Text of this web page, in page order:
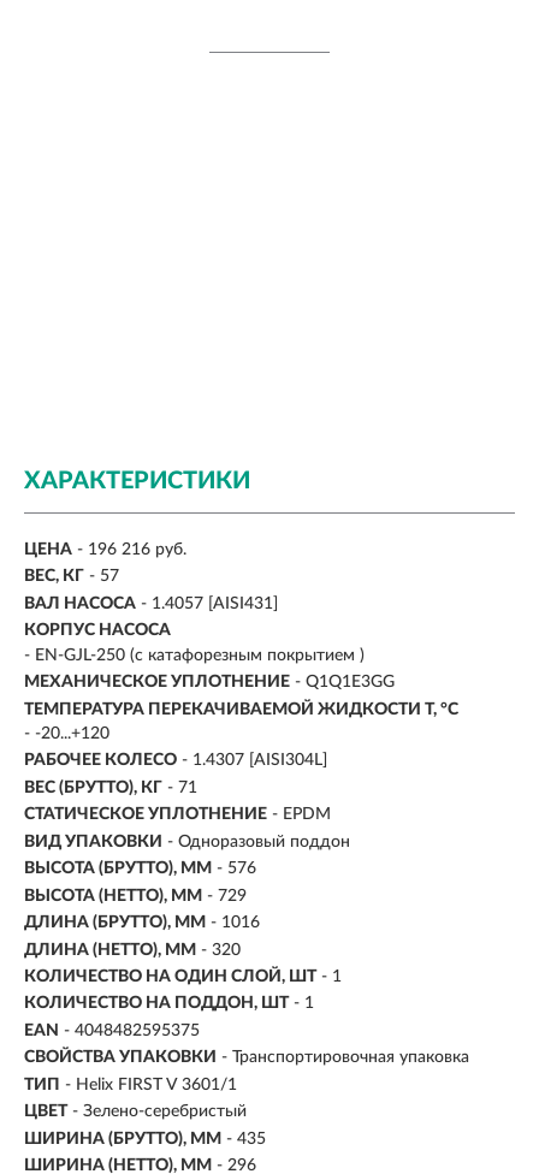
ХАРАКТЕРИСТИКИ
ЦЕНА - 196 216 руб.
ВЕС, КГ - 57
ВАЛ НАСОСА - 1.4057 [AISI431]
КОРПУС НАСОСА
- EN-GJL-250 (с катафорезным покрытием )
МЕХАНИЧЕСКОЕ УПЛОТНЕНИЕ - Q1Q1E3GG
ТЕМПЕРАТУРА ПЕРЕКАЧИВАЕМОЙ ЖИДКОСТИ T, °C
- -20...+120
РАБОЧЕЕ КОЛЕСО - 1.4307 [AISI304L]
ВЕС (БРУТТО), КГ - 71
СТАТИЧЕСКОЕ УПЛОТНЕНИЕ - EPDM
ВИД УПАКОВКИ - Одноразовый поддон
ВЫСОТА (БРУТТО), ММ - 576
ВЫСОТА (НЕТТО), ММ - 729
ДЛИНА (БРУТТО), ММ - 1016
ДЛИНА (НЕТТО), ММ - 320
КОЛИЧЕСТВО НА ОДИН СЛОЙ, ШТ - 1
КОЛИЧЕСТВО НА ПОДДОН, ШТ - 1
EAN - 4048482595375
СВОЙСТВА УПАКОВКИ - Транспортировочная упаковка
ТИП - Helix FIRST V 3601/1
ЦВЕТ - Зелено-серебристый
ШИРИНА (БРУТТО), ММ - 435
ШИРИНА (НЕТТО), ММ - 296